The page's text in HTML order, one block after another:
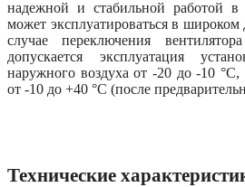
надежной и стабильной работой в
может эксплуатироваться в широком
случае переключения
допускается эксплуатация
наружного воздуха от -20 до -10
от -10 до +40 °C (после
Технические